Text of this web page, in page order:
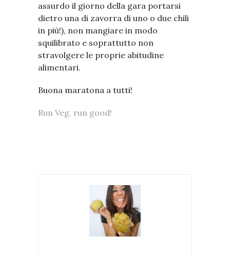
assurdo il giorno della gara portarsi
dietro una di zavorra di uno o due chili
in più!), non mangiare in modo
squilibrato e soprattutto non
stravolgere le proprie abitudine
alimentari.
Buona maratona a tutti!
Run Veg, run good!